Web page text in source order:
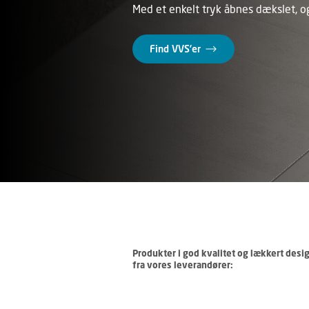
Her finder du nogle af landets
autoriserede VVS’ere. Overholder
dørs.
professionel hjælp, så du er sikker
kontakt os. Vi hjælper med alle
Få gode
Med et enkelt tryk åbnes dækslet,
Find VVS’er
Produkter i god kvalitet og lækkert
fra vores leverandører: